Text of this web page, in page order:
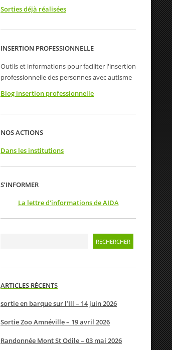
Sorties déjà réalisées
INSERTION PROFESSIONNELLE
Outils et informations pour faciliter l'insertion
professionnelle des personnes avec autisme
Blog insertion professionnelle
NOS ACTIONS
Dans les institutions
S’INFORMER
La lettre d'informations de AIDA
ARTICLES RÉCENTS
sortie en barque sur l’Ill – 14 juin 2026
Sortie Zoo Amnéville – 19 avril 2026
Randonnée Mont St Odile – 03 mai 2026